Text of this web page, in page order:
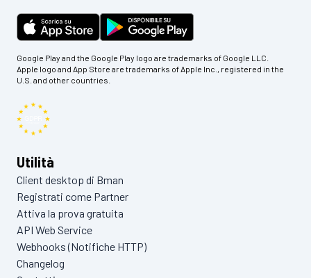
Google Play and the Google Play logo are trademarks of Google LLC.
Apple logo and App Store are trademarks of Apple Inc., registered in the
U.S. and other countries.
Utilità
Client desktop di Bman
Registrati come Partner
Attiva la prova gratuita
API Web Service
Webhooks (Notifiche HTTP)
Changelog